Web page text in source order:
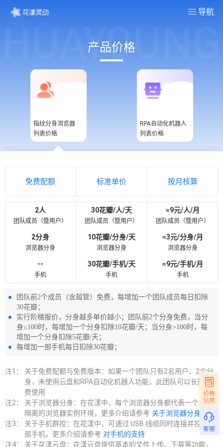
导航
产品价格
指纹分身浏览器
列表价格
RPA自动化机器人
列表价格
免费配额 标准单价 按月核算
2人
团队成员（暨用户）
30花瓣/人/天
团队成员（暨用户）
≈9元/人/月
团队成员（暨用户）
2分身
浏览器分身
10花瓣/分身/天
浏览器分身
≈3元/分身/月
浏览器分身
--
手机
30花瓣/手机/天
手机
≈9元/手机/月
手机
团队前2个成员（含超管）免费，每增加一个团队成员每日扣除
30花瓣；
实行阶梯报价，分身越多单价越小；团队前2个分身免费，当分
身≤100时，每增加一个分身扣除10花瓣/天；当分身>100时，每
增加一个分身扣除5花瓣/天；
每增加一部手机每日扣除30花瓣；
注1：
关于免费配额与免费版本：如果一个团队只有2名用户、2个分
身，未使用云盘和RPA自动化机器人功能，此团队可以长期免
费使用
注2：
关于浏览器分身：在花漾中，每个浏览器分身都代表一个完全
隔离的浏览器实例环境，更多介绍请参考 关于浏览器分身
注3：
关于手机群控：在花漾中，可通过 USB 线缆同时连接并控制多
部手机，更多介绍请参考 对手机的支持
注4：
关于花漾云盘：花漾云盘提供基本的文件上传、下载等功能，